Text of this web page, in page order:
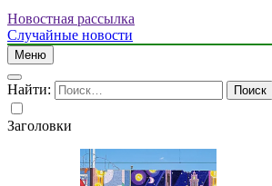
Новостная рассылка
Случайные новости
Меню
Найти:
Заголовки